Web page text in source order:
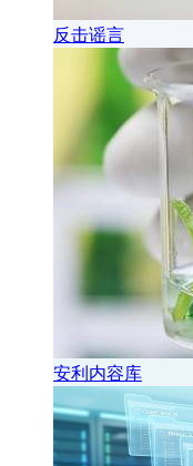
反击谣言
安利内容库